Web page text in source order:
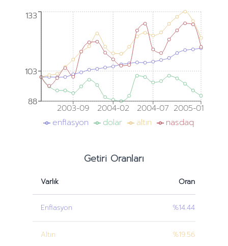
2003-09 2004-02 2004-07 2005-01
88
103
133
88
103
133
enflasyon dolar altın nasdaq
Getiri Oranları
Varlık Oran
Enflasyon %14.44
Altın %19.56